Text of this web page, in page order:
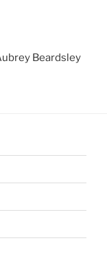
Beardsley